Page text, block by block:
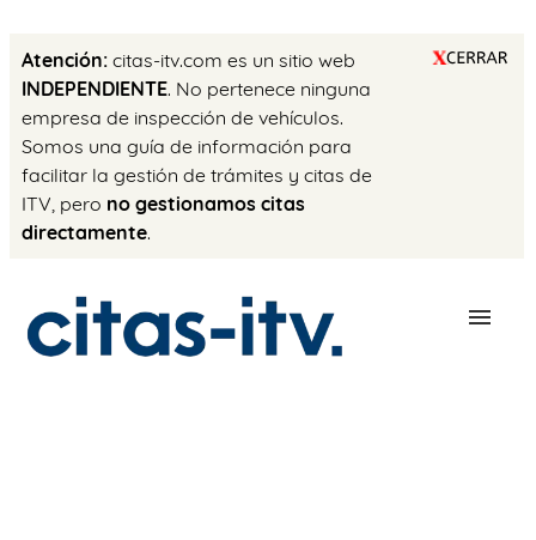
Atención: citas-itv.com es un sitio web
INDEPENDIENTE. No pertenece ninguna
empresa de inspección de vehículos.
Somos una guía de información para
facilitar la gestión de trámites y citas de
ITV, pero no gestionamos citas
directamente.